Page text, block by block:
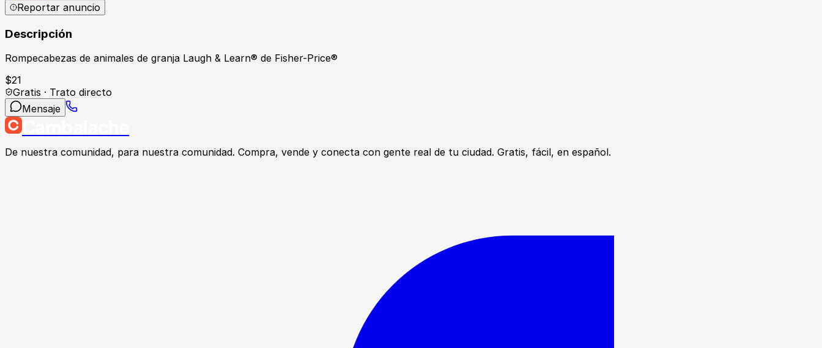
Reportar anuncio
Descripción
Rompecabezas de animales de granja Laugh & Learn® de Fisher-Price®
$21
Gratis · Trato directo
Mensaje
De nuestra comunidad, para nuestra comunidad. Compra, vende y conecta con gente real de tu ciudad. Gratis, fácil, en español.